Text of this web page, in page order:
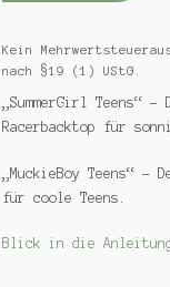
Kein
nach §19 (1) UStG.
„SummerGirl Teens“
Racerbacktop für
„MuckieBoy Teens“
für coole Teens.
Blick in die